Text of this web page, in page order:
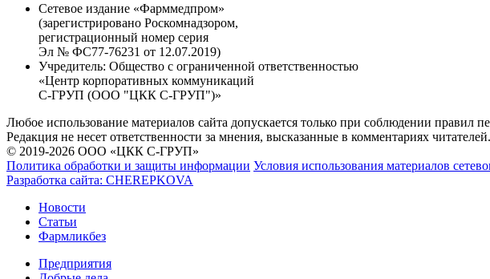
Сетевое издание «Фарммедпром»
(зарегистрировано Роскомнадзором,
регистрационный номер серия
Эл № ФС77-76231 от 12.07.2019)
Учредитель: Общество с ограниченной ответственностью
«Центр корпоративных коммуникаций
С-ГРУП (ООО "ЦКК С-ГРУП")»
Любое использование материалов сайта допускается только при соблюдении правил
Редакция не несет ответственности за мнения, высказанные в комментариях читателей.
© 2019-2026 ООО «ЦКК С-ГРУП»
Политика обработки и защиты информации Условия использования материалов
Разработка сайта: CHEREPKOVA
Новости
Статьи
Фармликбез
Предприятия